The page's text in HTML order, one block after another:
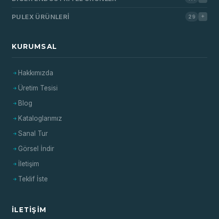
PULEX ÜRÜNLERI 29
KURUMSAL
Hakkımızda
Üretim Tesisi
Blog
Kataloglarımız
Sanal Tur
Görsel İndir
İletişim
Teklif İste
İLETIŞIM